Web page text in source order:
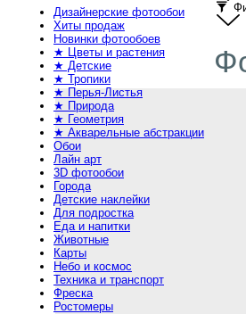
Дизайнерские фотообои
Хиты продаж
Новинки фотообоев
★ Цветы и растения
★ Детские
★ Тропики
★ Перья-Листья
★ Природа
★ Геометрия
★ Акварельные абстракции
Обои
Лайн арт
3D фотообои
Города
Детские наклейки
Для подростка
Еда и напитки
Животные
Карты
Небо и космос
Техника и транспорт
Фреска
Ростомеры